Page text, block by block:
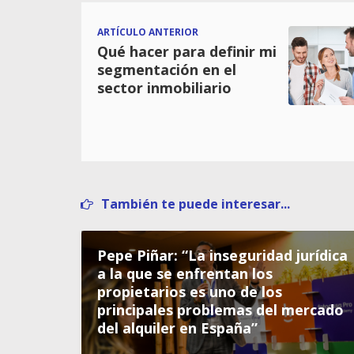
ARTÍCULO ANTERIOR
Qué hacer para definir mi
segmentación en el
sector inmobiliario
También te puede interesar...
Pepe Piñar: “La inseguridad jurídica
a la que se enfrentan los
propietarios es uno de los
principales problemas del mercado
del alquiler en España”